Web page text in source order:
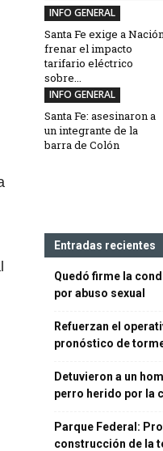
INFO GENERAL
Santa Fe exige a
frenar el impacto
tarifario eléctrico
sobre...
INFO GENERAL
Santa Fe: asesinaron a
un integrante de la
barra de Colón
Entradas recientes
Quedó firme la
por abuso sexual
Refuerzan el
pronóstico de
Detuvieron a un
perro herido por la
Parque Federal:
construcción de la